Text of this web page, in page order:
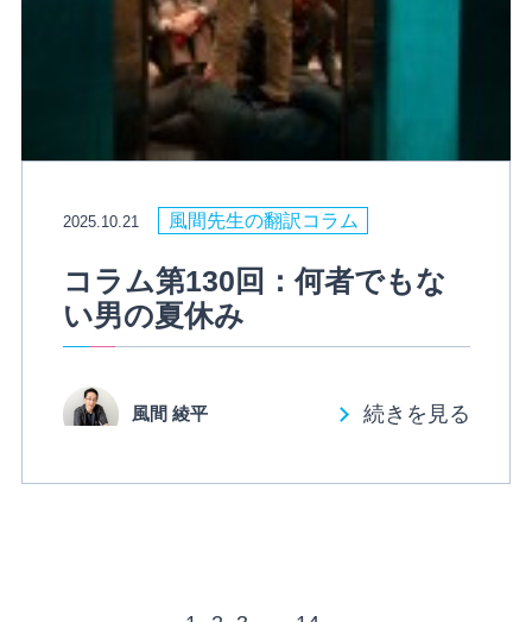
2025.10.21 風間先生の翻訳コラム
コラム第130回：何者でもな
い男の夏休み
風間 綾平 続きを見る